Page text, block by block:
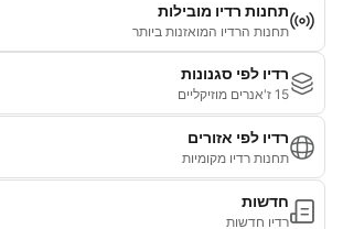
תחנות רדיו מובילות
תחנות הרדיו המואזנות ביותר
רדיו לפי סגנונות
15 ז'אנרים מוזיקליים
רדיו לפי אזורים
תחנות רדיו מקומיות
חדשות
רדיו חדשות